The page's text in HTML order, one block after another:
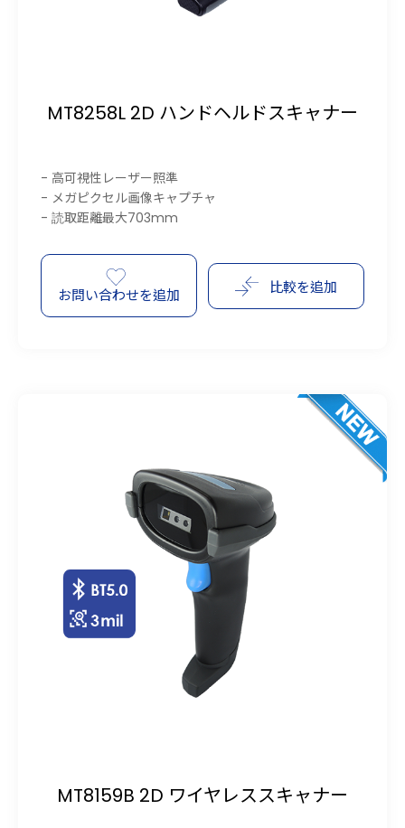
MT8258L 2D ハンドヘルドスキャナー
- 高可視性レーザー照準
- メガピクセル画像キャプチャ
- 読取距離最大703mm
お問い合わせを追加 比較を追加
MT8159B 2D ワイヤレススキャナー